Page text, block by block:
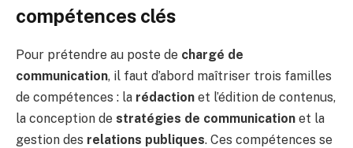
compétences clés
Pour prétendre au poste de chargé de
communication, il faut d’abord maîtriser trois familles
de compétences : la rédaction et l’édition de contenus,
la conception de stratégies de communication et la
gestion des relations publiques. Ces compétences se